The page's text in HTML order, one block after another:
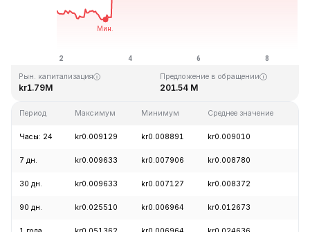
Последнее обновление: 21:19 GMT+0 2026-08-08
kr0.006168
Рын. капитализация
kr1.79M
Предложение в обращении
201.54 M
Период Максимум Минимум Среднее значение
Часы: 24 kr0.009129 kr0.008891 kr0.009010
7 дн. kr0.009633 kr0.007906 kr0.008780
30 дн. kr0.009633 kr0.007127 kr0.008372
90 дн. kr0.025510 kr0.006964 kr0.012673